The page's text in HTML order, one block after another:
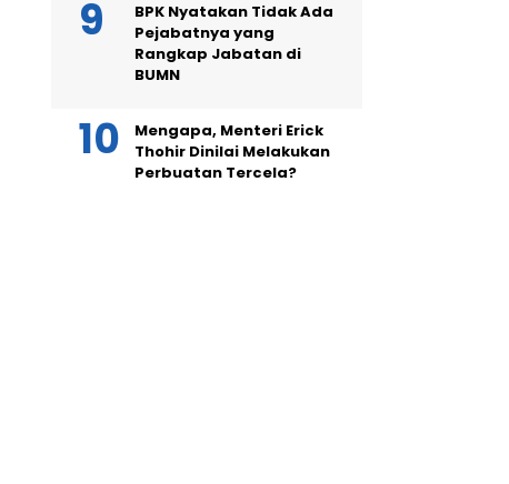
BPK Nyatakan Tidak Ada
Pejabatnya yang
Rangkap Jabatan di
BUMN
Mengapa, Menteri Erick
Thohir Dinilai Melakukan
Perbuatan Tercela?